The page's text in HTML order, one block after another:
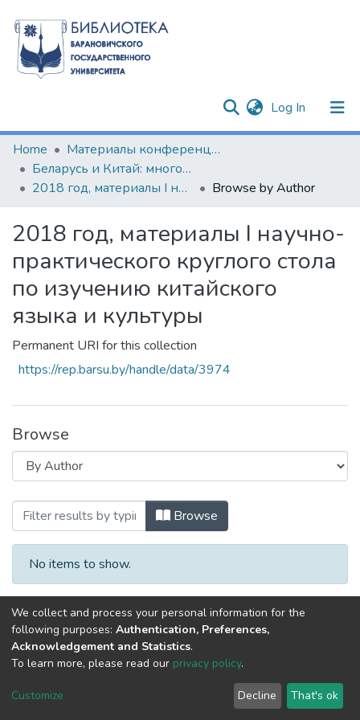
Log In (current)
Communities & Collections
All of DSpace
Home
Материалы конференций и семинаров
Беларусь и Китай: многовекторность сотрудничества
2018 год, материалы I научно-практического круглого стола по изучению китайского языка и культуры
Browse by Author
2018 год, материалы I научно-
практического круглого стола
по изучению китайского
языка и культуры
Permanent URI for this collection
https://rep.barsu.by/handle/data/3974
Browse
Browsing 2018 год, материалы I
Browse
No items to show.
DSpace software copyright © 2002-2026
Cookie
End User
Agreement
Send
Feedback
We collect and process your personal information for the
following purposes: Authentication, Preferences,
Acknowledgement and Statistics.
To learn more, please read our privacy policy.
Customize Decline That's ok